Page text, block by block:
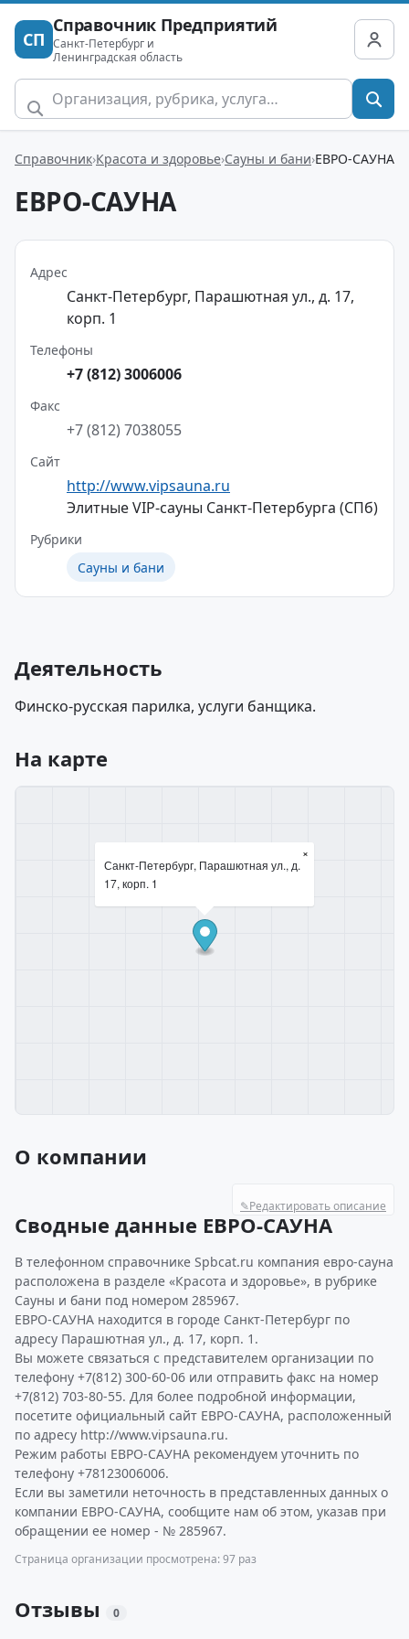
СП
Справочник Предприятий
Санкт-Петербург и
Ленинградская область
Справочник Красота и здоровье Сауны и бани ЕВРО-САУНА
ЕВРО-САУНА
Адрес
Санкт-Петербург, Парашютная ул., д. 17,
корп. 1
Телефоны
+7 (812) 3006006
Факс
+7 (812) 7038055
Сайт
http://www.vipsauna.ru
Элитные VIP-сауны Санкт-Петербурга (СПб)
Рубрики
Сауны и бани
Деятельность
Финско-русская парилка, услуги банщика.
На карте
Санкт-Петербург, Парашютная ул., д.
17, корп. 1
×
О компании
✎Редактировать описание
Сводные данные ЕВРО-САУНА
В телефонном справочнике Spbcat.ru компания евро-сауна
расположена в разделе «Красота и здоровье», в рубрике
Сауны и бани под номером 285967.
ЕВРО-САУНА находится в городе Санкт-Петербург по
адресу Парашютная ул., д. 17, корп. 1.
Вы можете связаться с представителем организации по
телефону +7(812) 300-60-06 или отправить факс на номер
+7(812) 703-80-55. Для более подробной информации,
посетите официальный сайт ЕВРО-САУНА, расположенный
по адресу http://www.vipsauna.ru.
Режим работы ЕВРО-САУНА рекомендуем уточнить по
телефону +78123006006.
Если вы заметили неточность в представленных данных о
компании ЕВРО-САУНА, сообщите нам об этом, указав при
обращении ее номер - № 285967.
Страница организации просмотрена: 97 раз
Отзывы 0